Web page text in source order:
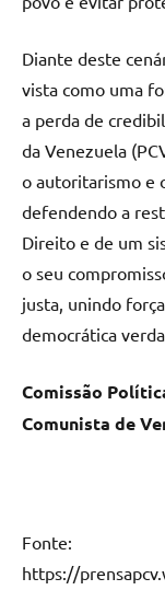
Diante deste
vista como uma
a perda de
da Venezuela
o autoritarismo e
defendendo a
Direito e de um
o seu
justa, unindo
democrática
Comissão
Comunista de
Fonte:
https://